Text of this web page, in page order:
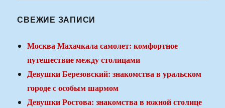
СВЕЖИЕ ЗАПИСИ
Москва Махачкала самолет: комфортное
путешествие между столицами
Девушки Березовский: знакомства в уральском
городе с особым шармом
Девушки Ростова: знакомства в южной столице